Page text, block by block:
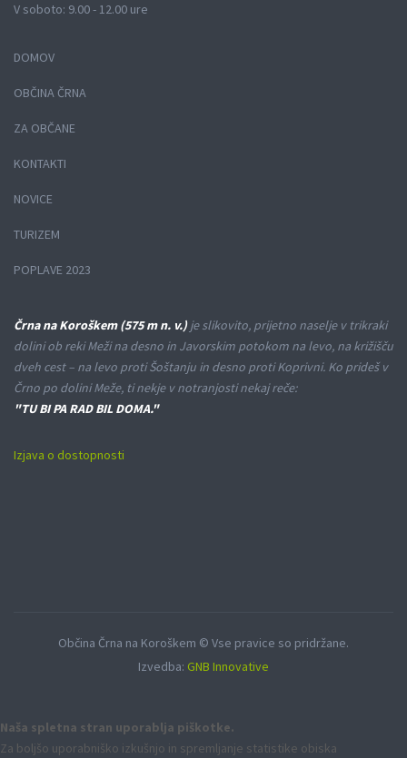
V soboto: 9.00 - 12.00 ure
DOMOV
OBČINA ČRNA
ZA OBČANE
KONTAKTI
NOVICE
TURIZEM
POPLAVE 2023
Črna na Koroškem (575 m n. v.)je slikovito, prijetno naselje v trikraki
dolini ob reki Meži na desno in Javorskim potokom na levo, na križišču
dveh cest – na levo proti Šoštanju in desno proti Koprivni. Ko prideš v
Črno po dolini Meže, ti nekje v notranjosti nekaj reče:
"TU BI PA RAD BIL DOMA."
Izjava o dostopnosti
Občina Črna na Koroškem © Vse pravice so pridržane.
Izvedba: GNB Innovative
Naša spletna stran uporablja piškotke.
Za boljšo uporabniško izkušnjo in spremljanje statistike obiska